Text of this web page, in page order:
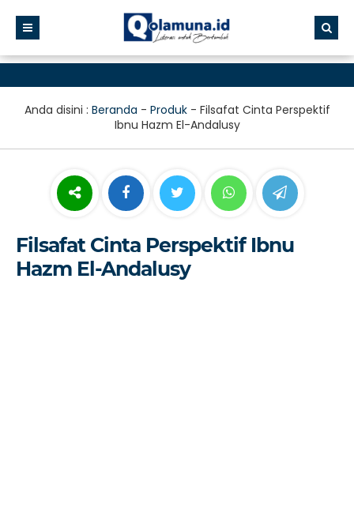
Anda disini : Beranda - Produk- Filsafat Cinta Perspektif
Ibnu Hazm El-Andalusy
Filsafat Cinta Perspektif Ibnu
Hazm El-Andalusy